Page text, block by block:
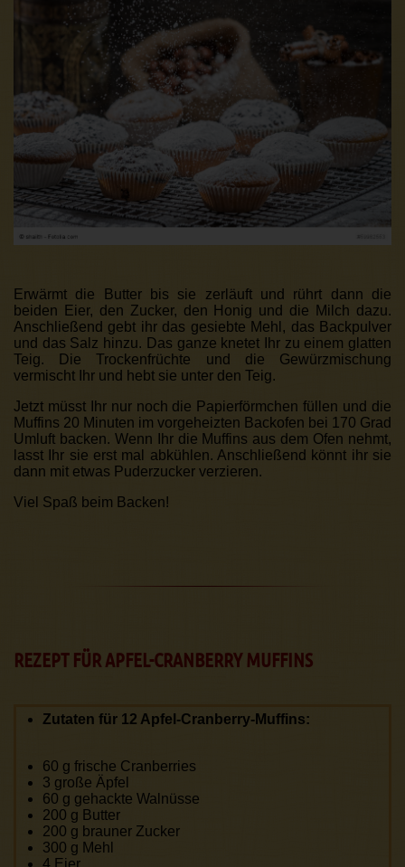
Erwärmt die Butter bis sie zerläuft und rührt dann die
beiden Eier, den Zucker, den Honig und die Milch dazu.
Anschließend gebt ihr das gesiebte Mehl, das Backpulver
und das Salz hinzu. Das ganze knetet Ihr zu einem glatten
Teig. Die Trockenfrüchte und die Gewürzmischung
vermischt Ihr und hebt sie unter den Teig.
Jetzt müsst Ihr nur noch die Papierförmchen füllen und die
Muffins 20 Minuten im vorgeheizten Backofen bei 170 Grad
Umluft backen. Wenn Ihr die Muffins aus dem Ofen nehmt,
lasst Ihr sie erst mal abkühlen. Anschließend könnt ihr sie
dann mit etwas Puderzucker verzieren.
Viel Spaß beim Backen!
REZEPT FÜR APFEL-CRANBERRY MUFFINS
Zutaten für 12 Apfel-Cranberry-Muffins:
60 g frische Cranberries
3 große Äpfel
60 g gehackte Walnüsse
200 g Butter
200 g brauner Zucker
300 g Mehl